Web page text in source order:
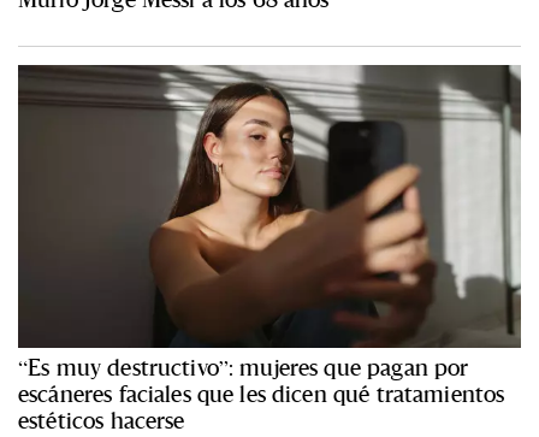
“Es muy destructivo”: mujeres que pagan por
escáneres faciales que les dicen qué tratamientos
estéticos hacerse